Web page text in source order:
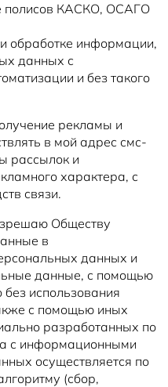
полисов КАСКО, ОСАГО
обработке информации,
данных с
и без такого
рекламы и
в мой адрес смс-
рассылок и
характера, с
связи.
Обществу
в
данных и
данные, с помощью
использования
с помощью иных
разработанных по
с информационными
осуществляется по
(сбор,